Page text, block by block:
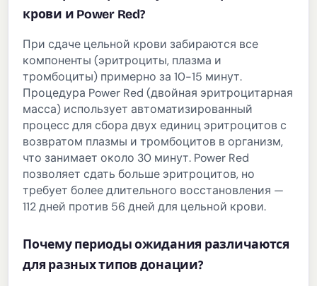
крови и Power Red?
При сдаче цельной крови забираются все
компоненты (эритроциты, плазма и
тромбоциты) примерно за 10-15 минут.
Процедура Power Red (двойная эритроцитарная
масса) использует автоматизированный
процесс для сбора двух единиц эритроцитов с
возвратом плазмы и тромбоцитов в организм,
что занимает около 30 минут. Power Red
позволяет сдать больше эритроцитов, но
требует более длительного восстановления —
112 дней против 56 дней для цельной крови.
Почему периоды ожидания различаются
для разных типов донации?